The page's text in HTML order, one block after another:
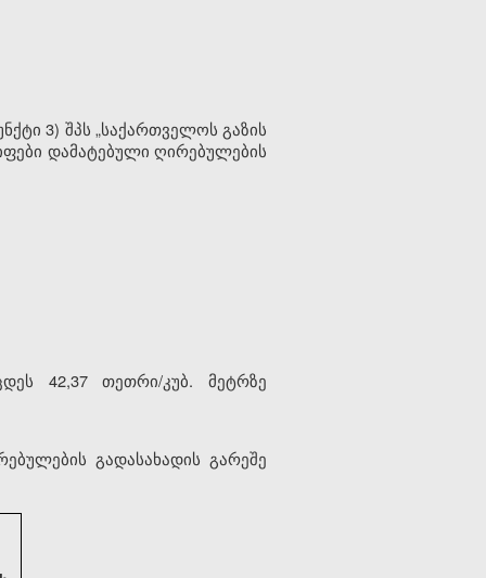
3) შპს „საქართველოს გაზის
დამატებული ღირებულების
42,37 თეთრი/კუბ. მეტრზე
გადასახადის გარეშე